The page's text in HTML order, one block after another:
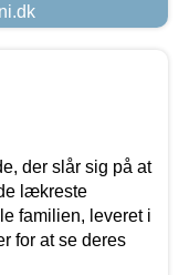
der slår sig på at
lækreste
familien, leveret i
for at se deres